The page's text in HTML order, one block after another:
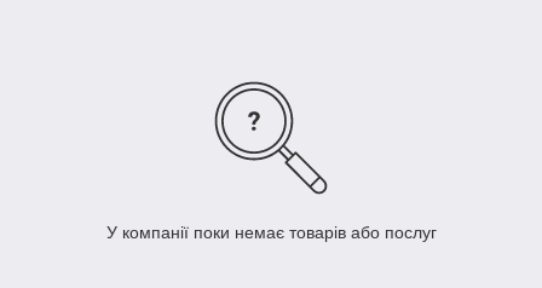
У компанії поки немає товарів або послуг